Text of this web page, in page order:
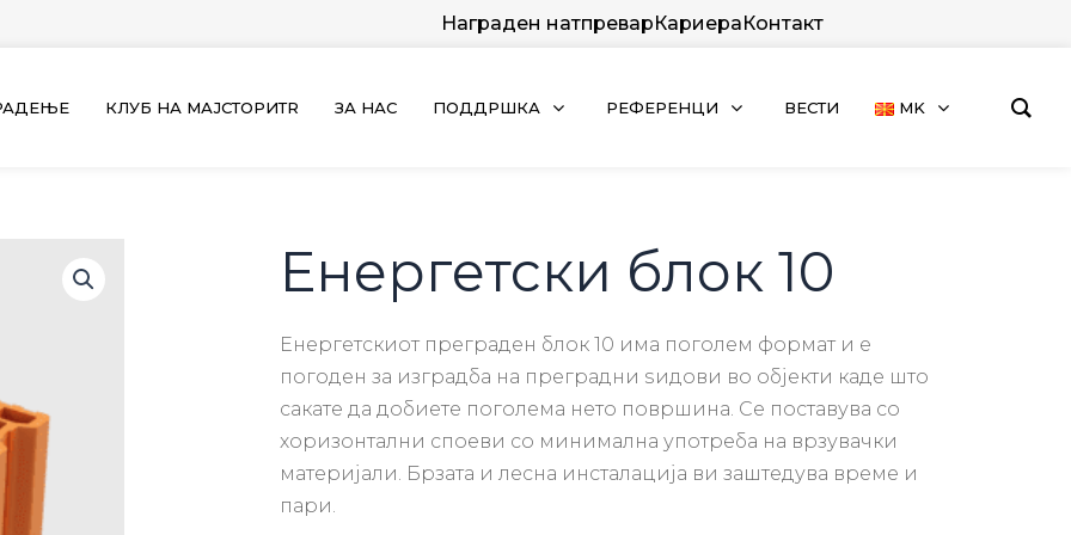
Награден натпреварКариераКонтакт
КЛУБ НА МАЈСТОРИТR ЗА НАС ПОДДРШКА РЕФЕРЕНЦИ ВЕСТИ MK
Енергетски блок 10
Енергетскиот преграден блок 10 има поголем формат и е
погоден за изградба на преградни ѕидови во објекти каде што
сакате да добиете поголема нето површина. Се поставува со
хоризонтални споеви со минимална употреба на врзувачки
материјали. Брзата и лесна инсталација ви заштедува време и
пари.